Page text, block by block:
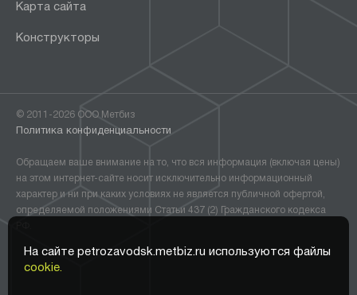
На сайте petrozavodsk.metbiz.ru используются файлы
cookie.
Карта сайта
Конструкторы
© 2011-2026 ООО Метбиз
Политика конфиденциальности
Обращаем ваше внимание на то, что вся информация (включая цены)
на этом интернет-сайте носит исключительно информационный
характер и ни при каких условиях не является публичной офертой,
определяемой положениями Статьи 437 (2) Гражданского кодекса